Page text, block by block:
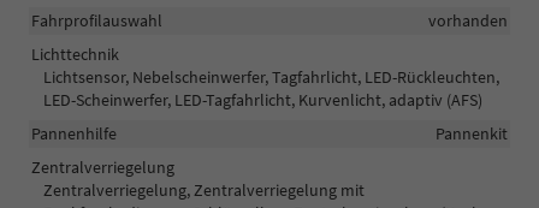
Fahrprofilauswahl
vorhanden
Lichttechnik
Lichtsensor, Nebelscheinwerfer, Tagfahrlicht, LED-Rückleuchten,
LED-Scheinwerfer, LED-Tagfahrlicht, Kurvenlicht, adaptiv (AFS)
Pannenhilfe
Pannenkit
Zentralverriegelung
Zentralverriegelung, Zentralverriegelung mit